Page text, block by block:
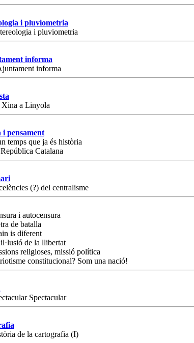
i pluviometria
i pluviometria
informa
informa
a Linyola
i pensament
temps que ja és història
Catalana
(?) del centralisme
i autocensura
de batalla
is diferent
de la llibertat
religioses, missió política
constitucional? Som una nació!
Spectacular
de la cartografia (I)